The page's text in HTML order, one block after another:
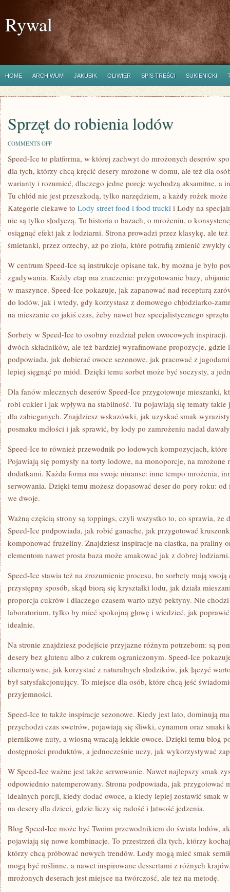
Rywal
HOME ARCHIWUM JAKUBIK OLIWIER SPIS TREŚCI SUKIENICKI
Sprzęt do robienia lodów
COMMENTS OFFON
DO
LODÓW
Speed-Ice to platforma, w której zachwyt do mrożonych deserów
dla tych, którzy chcą kręcić desery mrożone w domu, ale też dla
warianty i rozumieć, dlaczego jedne porcje wychodzą aksamitne, a
Tu chłód nie jest przeszkodą, tylko narzędziem, a każdy rożek może
Kategorie ciekawe to Lody street food i food trucki i Lody na
nie są tylko słodyczą. To historia o bazach, o mrożeniu, o
osiągnąć efekt jak z lodziarni. Strona prowadzi przez klasykę, ale
śmietanki, przez orzechy, aż po zioła, które potrafią zmienić zwykły
W centrum Speed-Ice są instrukcje opisane tak, by można je było
zgadywania. Każdy etap ma znaczenie: przygotowanie bazy,
w maszynce. Speed-Ice pokazuje, jak zapanować nad recepturą
do lodów, jak i wtedy, gdy korzystasz z domowego chłodziarko-
na mieszanie co jakiś czas, żeby nawet bez specjalistycznego
Sorbety w Speed-Ice to osobny rozdział pełen owocowych
dwóch składników, ale też bardziej wyrafinowane propozycje, gdzie
podpowiada, jak dobierać owoce sezonowe, jak pracować z
lepiej sięgnąć po miód. Dzięki temu sorbet może być soczysty, a
Dla fanów mlecznych deserów Speed-Ice przygotowuje mieszanki,
robi cukier i jak wpływa na stabilność. Tu pojawiają się tematy takie
dla zabieganych. Znajdziesz wskazówki, jak uzyskać smak
posmaku mdłości i jak sprawić, by lody po zamrożeniu nadal dawały
Speed-Ice to również przewodnik po lodowych kompozycjach, które
Pojawiają się pomysły na torty lodowe, na monoporcje, na mrożone
dodatkami. Każda forma ma swoje niuanse: inne tempo mrożenia,
serwowania. Dzięki temu możesz dopasować deser do pory roku:
we dwoje.
Ważną częścią strony są toppings, czyli wszystko to, co sprawia, że
Speed-Ice podpowiada, jak robić ganache, jak przygotować
komponować frużeliny. Znajdziesz inspiracje na ciastka, na praliny
elementom nawet prosta baza może smakować jak z dobrej lodziarni.
Speed-Ice stawia też na zrozumienie procesu, bo sorbety mają
przystępny sposób, skąd biorą się kryształki lodu, jak działa
proporcja cukrów i dlaczego czasem warto użyć pektyny. Nie
laboratorium, tylko by mieć spokojną głowę i wiedzieć, jak
idealnie.
Na stronie znajdziesz podejście przyjazne różnym potrzebom: są
desery bez glutenu albo z cukrem ograniczonym. Speed-Ice
alternatywne, jak korzystać z naturalnych słodzików, jak łączyć
był satysfakcjonujący. To miejsce dla osób, które chcą jeść
przyjemności.
Speed-Ice to także inspiracje sezonowe. Kiedy jest lato, dominują
przychodzi czas swetrów, pojawiają się śliwki, cynamon oraz smaki
piernikowe nuty, a wiosną wracają lekkie owoce. Dzięki temu blog
dostępności produktów, a jednocześnie uczy, jak wykorzystywać
W Speed-Ice ważne jest także serwowanie. Nawet najlepszy smak
odpowiednio natemperowany. Strona podpowiada, jak przygotować
idealnych porcji, kiedy dodać owoce, a kiedy lepiej zostawić smak
na desery dla dzieci, gdzie liczy się radość i łatwość jedzenia.
Blog Speed-Ice może być Twoim przewodnikiem do świata lodów,
pojawiają się nowe kombinacje. To przestrzeń dla tych, którzy
którzy chcą próbować nowych trendów. Lody mogą mieć smak
mogą być roślinne, a nawet inspirowane dessertami z różnych
mrożonych deserach jest miejsce na twórczość, ale też na metodę.